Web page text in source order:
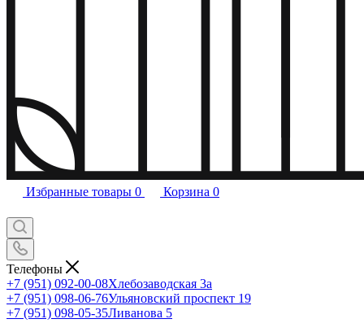
Избранные товары 0 Корзина 0
Телефоны
+7 (951) 092-00-08Хлебозаводская 3а
+7 (951) 098-06-76Ульяновский проспект 19
+7 (951) 098-05-35Ливанова 5